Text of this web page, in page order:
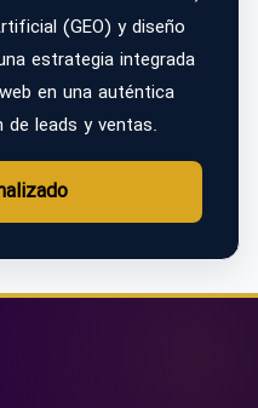
(GEO) y diseño
estrategia integrada
en una auténtica
de leads y ventas.